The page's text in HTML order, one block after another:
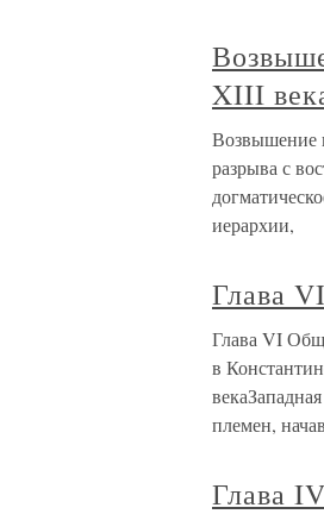
XIII
Возвышение
разрыва с
иерархии,
Глава
Глава VI
в
племен,
Глава